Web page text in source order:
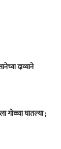
दाव्याने
गोळ्या घातल्या ;